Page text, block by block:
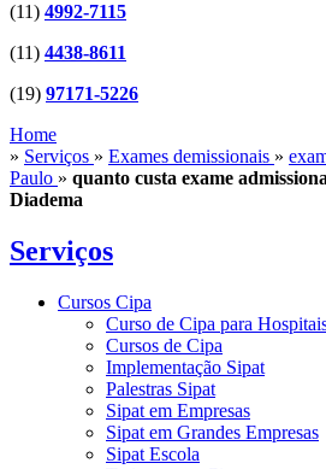
(11) 4992-7115
(11) 4438-8611
(19) 97171-5226
Home
» Serviços » Exames demissionais »
Paulo » quanto custa exame
Diadema
Serviços
Cursos Cipa
Curso de Cipa para
Cursos de Cipa
Implementação Sipat
Palestras Sipat
Sipat em Empresas
Sipat em Grandes Empresas
Sipat Escola